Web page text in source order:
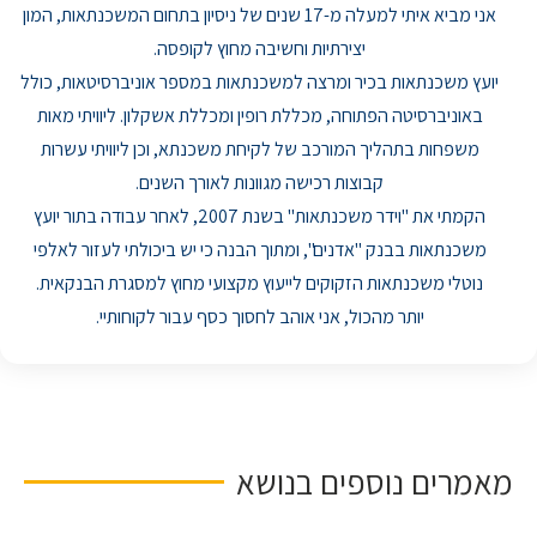
אני מביא איתי למעלה מ-17 שנים של ניסיון בתחום המשכנתאות, המון
יצירתיות וחשיבה מחוץ לקופסה.
יועץ משכנתאות בכיר ומרצה למשכנתאות במספר אוניברסיטאות, כולל
באוניברסיטה הפתוחה, מכללת רופין ומכללת אשקלון. ליוויתי מאות
משפחות בתהליך המורכב של לקיחת משכנתא, וכן ליוויתי עשרות
קבוצות רכישה מגוונות לאורך השנים.
הקמתי את "וידר משכנתאות" בשנת 2007, לאחר עבודה בתור יועץ
משכנתאות בבנק "אדנים", ומתוך הבנה כי יש ביכולתי לעזור לאלפי
נוטלי משכנתאות הזקוקים לייעוץ מקצועי מחוץ למסגרת הבנקאית.
יותר מהכול, אני אוהב לחסוך כסף עבור לקוחותיי.
מאמרים נוספים בנושא